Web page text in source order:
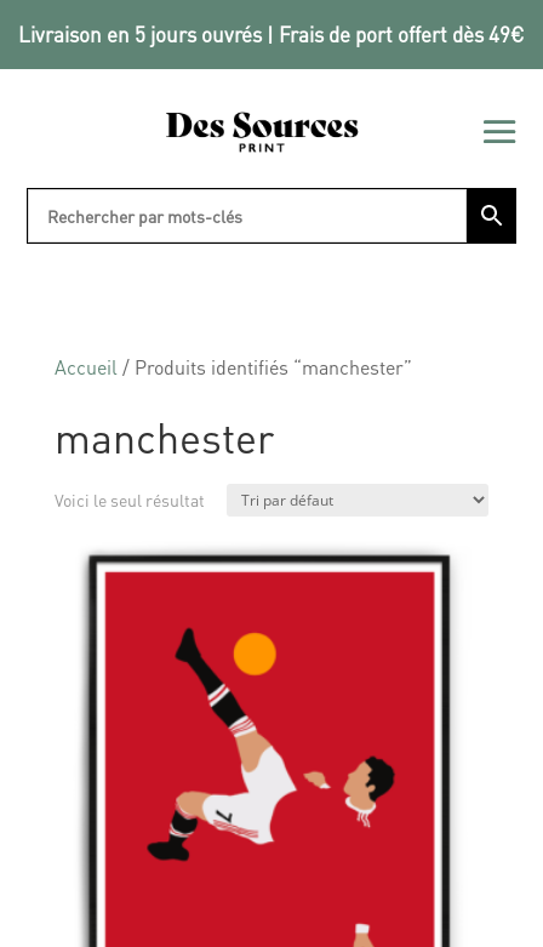
Livraison en 5 jours ouvrés | Frais de port offert dès 49€
Accueil / Produits identifiés “manchester”
manchester
Voici le seul résultat